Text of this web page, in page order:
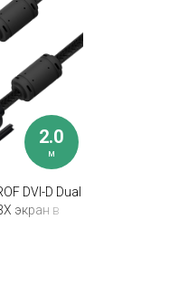
2.0
м
DVI-D Dual
экран в